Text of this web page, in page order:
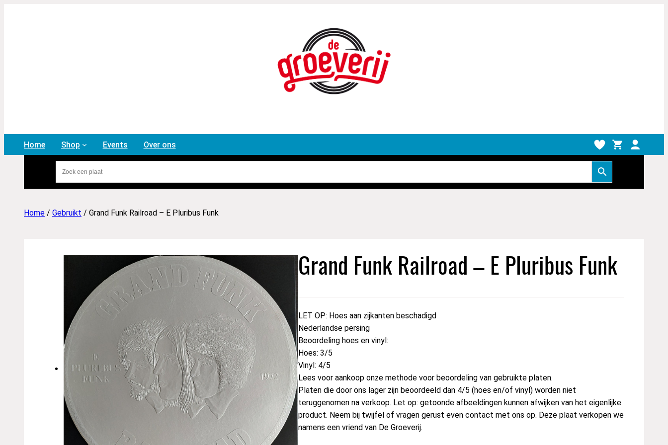
Home Shop Events Over ons
Home / Gebruikt / Grand Funk Railroad – E Pluribus Funk
Grand Funk Railroad – E Pluribus Funk
LET OP: Hoes aan zijkanten beschadigd
Nederlandse persing
Beoordeling hoes en vinyl:
Hoes: 3/5
Vinyl: 4/5
Lees voor aankoop onze methode voor beoordeling van gebruikte platen.
Platen die door ons lager zijn beoordeeld dan 4/5 (hoes en/of vinyl) worden niet
teruggenomen na verkoop. Let op: getoonde afbeeldingen kunnen afwijken van het eigenlijke
product. Neem bij twijfel of vragen gerust even contact met ons op. Deze plaat verkopen we
namens een vriend van De Groeverij.